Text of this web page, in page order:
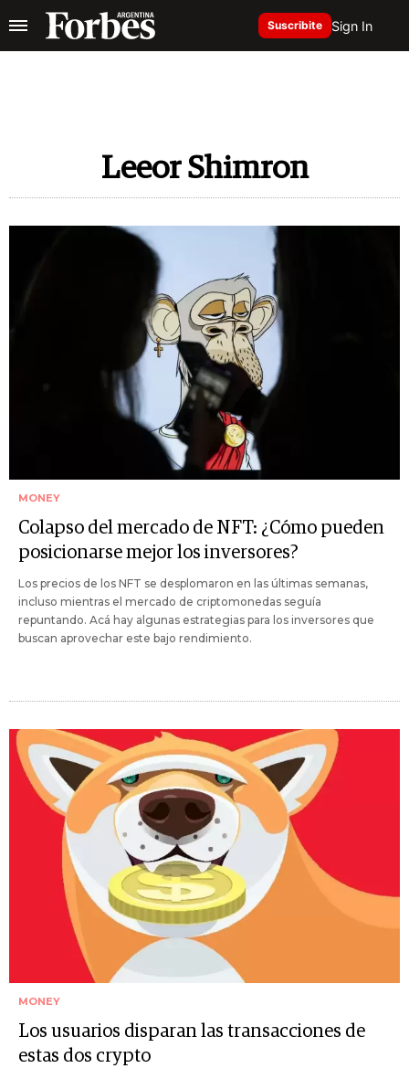
Suscribite Sign In
Leeor Shimron
MONEY
Colapso del mercado de NFT: ¿Cómo pueden
posicionarse mejor los inversores?
Los precios de los NFT se desplomaron en las últimas semanas,
incluso mientras el mercado de criptomonedas seguía
repuntando. Acá hay algunas estrategias para los inversores que
buscan aprovechar este bajo rendimiento.
MONEY
Los usuarios disparan las transacciones de
estas dos crypto